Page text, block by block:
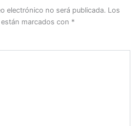
electrónico no será publicada. Los
marcados con *